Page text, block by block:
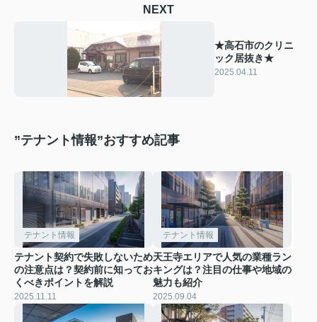
NEXT
★高石市のクリニ
ック居抜き★
2025.04.11
”テナント情報”おすすめ記事
テナント情報
テナント契約で失敗しないため
の注意点は？契約前に知ってお
くべきポイントを解説
2025.11.11
テナント情報
天王寺エリアで人気の業種ラン
キングは？注目の仕事や地域の
魅力も紹介
2025.09.04